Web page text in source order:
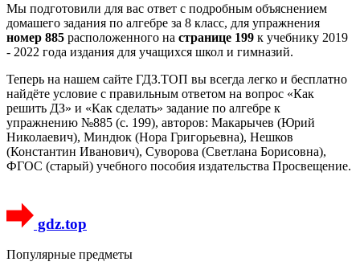
Мы подготовили для вас ответ c подробным объяснением
домашего задания по алгебре за 8 класс, для упражнения
номер 885 расположенного на странице 199 к учебнику 2019
- 2022 года издания для учащихся школ и гимназий.
Теперь на нашем сайте ГДЗ.ТОП вы всегда легко и бесплатно
найдёте условие с правильным ответом на вопрос «Как
решить ДЗ» и «Как сделать» задание по алгебре к
упражнению №885 (с. 199), авторов: Макарычев (Юрий
Николаевич), Миндюк (Нора Григорьевна), Нешков
(Константин Иванович), Суворова (Светлана Борисовна),
ФГОС (старый) учебного пособия издательства Просвещение.
gdz.top
Популярные предметы